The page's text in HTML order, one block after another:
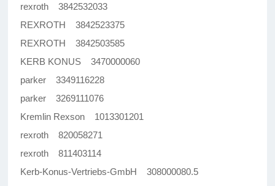
rexroth 3842532033
REXROTH 3842523375
REXROTH 3842503585
KERB KONUS 3470000060
parker 3349116228
parker 3269111076
Kremlin Rexson 1013301201
rexroth 820058271
rexroth 811403114
Kerb-Konus-Vertriebs-GmbH 308000080.5